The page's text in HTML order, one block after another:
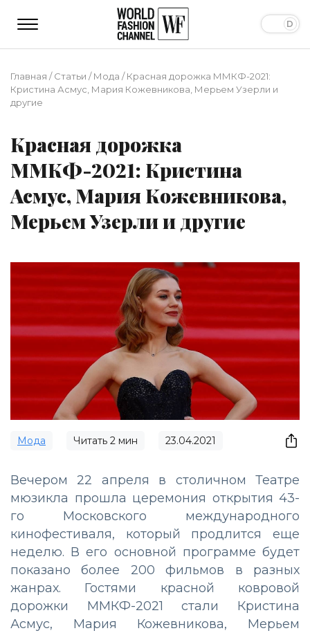
Главная /Статьи /Мода /Красная дорожка ММКФ-2021:
Кристина Асмус, Мария Кожевникова, Мерьем Узерли и
другие
Красная дорожка
ММКФ-2021: Кристина
Асмус, Мария Кожевникова,
Мерьем Узерли и другие
Мода Читать 2 мин 23.04.2021
Вечером 22 апреля в столичном Театре
мюзикла прошла церемония открытия 43-
го Московского международного
кинофестиваля, который продлится еще
неделю. В его основной программе будет
показано более 200 фильмов в разных
жанрах. Гостями красной ковровой
дорожки ММКФ-2021 стали Кристина
Асмус, Мария Кожевникова, Мерьем